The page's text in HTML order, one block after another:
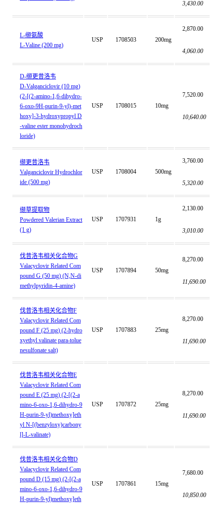
3,430.00
L-缬氨酸
L-Valine (200 mg)
USP 1708503 200mg
2,870.00
4,060.00
D-缬更昔洛韦
D-Valganciclovir (10 mg)
(2-[(2-amino-1,6-dihydro-
6-oxo-9H-purin-9-yl)-met
hoxy]-3-hydroxypropyl D
-valine ester monohydroch
loride)
USP 1708015 10mg
7,520.00
10,640.00
缬更昔洛韦
Valganciclovir Hydrochlor
ide (500 mg)
USP 1708004 500mg
3,760.00
5,320.00
缬草提取物
Powdered Valerian Extract
(1 g)
USP 1707931 1g
2,130.00
3,010.00
伐昔洛韦相关化合物G
Valacyclovir Related Com
pound G (50 mg) (N,N-di
methylpyridin-4-amine)
USP 1707894 50mg
8,270.00
11,690.00
伐昔洛韦相关化合物F
Valacyclovir Related Com
pound F (25 mg) (2-hydro
xyethyl valinate para-tolue
nesulfonate salt)
USP 1707883 25mg
8,270.00
11,690.00
伐昔洛韦相关化合物E
Valacyclovir Related Com
pound E (25 mg) (2-[(2-a
mino-6-oxo-1,6-dihydro-9
H-purin-9-yl)methoxy]eth
yl N-[(benzyloxy)carbony
l]-L-valinate)
USP 1707872 25mg
8,270.00
11,690.00
伐昔洛韦相关化合物D
Valacyclovir Related Com
pound D (15 mg) (2-[(2-a
mino-6-oxo-1,6-dihydro-9
H-purin-9-yl)methoxy]eth
USP 1707861 15mg
7,680.00
10,850.00